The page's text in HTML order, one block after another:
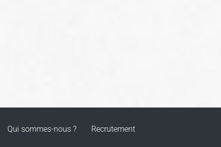
Qui sommes-nous ? Recrutement